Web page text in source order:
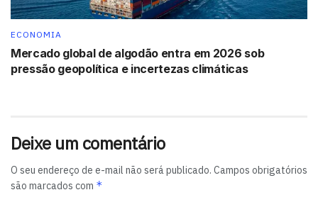
Repórter da Agência Brasil)
Petrobras
TCU Texas
ECONOMIA
Mercado global de algodão entra em 2026 sob
pressão geopolítica e incertezas climáticas
Deixe um comentário
O seu endereço de e-mail não será publicado. Campos obrigatórios
são marcados com *